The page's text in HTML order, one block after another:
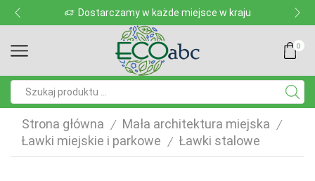
Dostarczamy w każde miejsce w kraju
0
Strona główna / Mała architektura miejska /
Ławki miejskie i parkowe / Ławki stalowe